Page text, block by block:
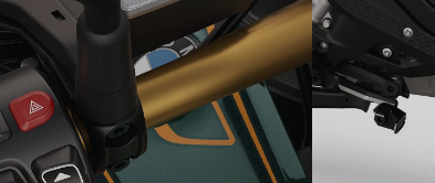
задній
Унікальні акценти: Option 719